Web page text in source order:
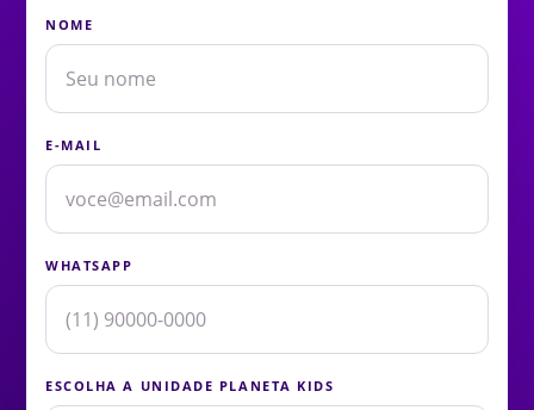
NOME
E-MAIL
WHATSAPP
ESCOLHA A UNIDADE PLANETA KIDS